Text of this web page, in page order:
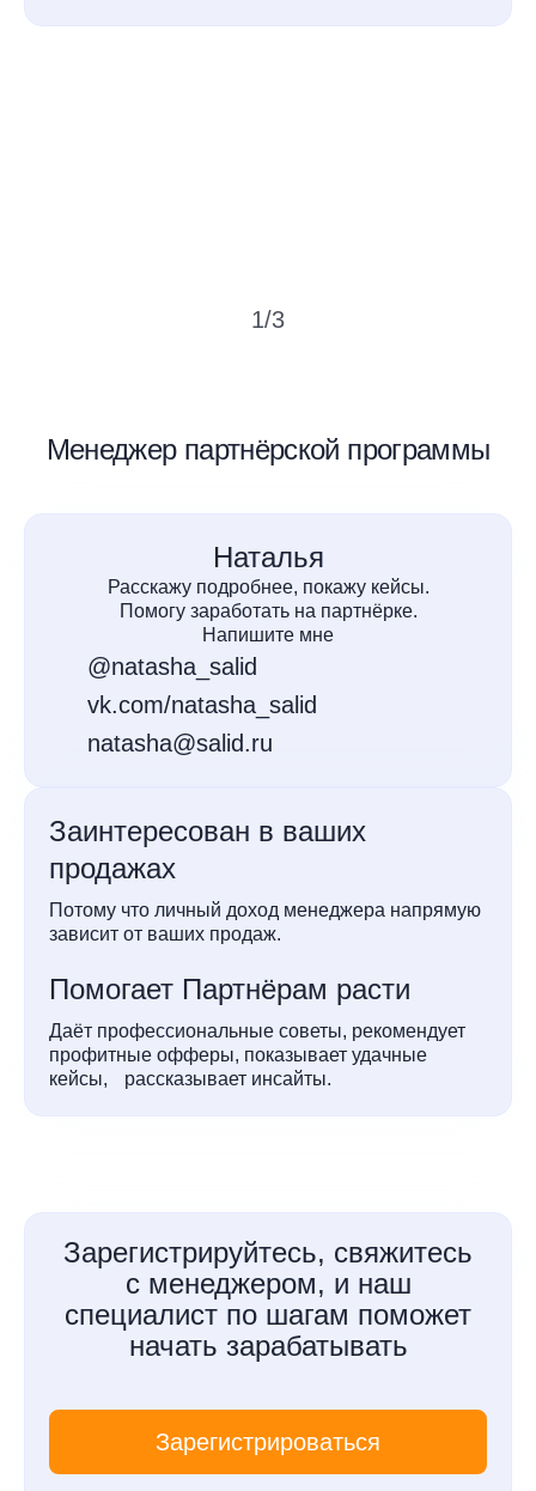
1/3
Менеджер партнёрской программы
Наталья
Расскажу подробнее, покажу кейсы.
Помогу заработать на партнёрке.
Напишите мне
@natasha_salid
vk.com/natasha_salid
natasha@salid.ru
Заинтересован в ваших
продажах
Потому что личный доход менеджера напрямую
зависит от ваших продаж.
Помогает Партнёрам расти
Даёт профессиональные советы, рекомендует
профитные офферы, показывает удачные
кейсы, рассказывает инсайты.
Зарегистрируйтесь, свяжитесь
с менеджером, и наш
специалист по шагам поможет
начать зарабатывать
Зарегистрироваться